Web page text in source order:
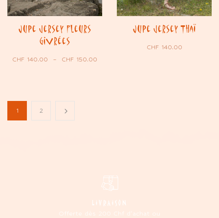
Jupe jersey Fleurs
Givrées
CHF 140.00 – CHF 150.00
Jupe jersey Thaï
CHF140.00
1 2
LIVRAISON
Offerte dès 200 Chf d'achat ou